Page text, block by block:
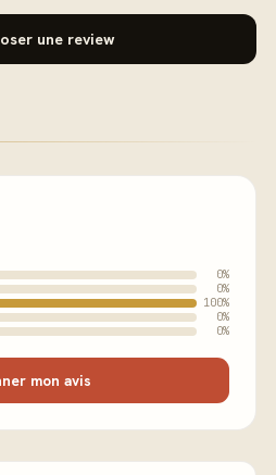
une review
0%
0%
100%
0%
0%
mon avis